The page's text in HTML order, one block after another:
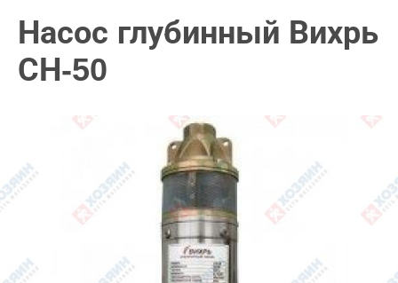
Насос глубинный Вихрь
СН-50